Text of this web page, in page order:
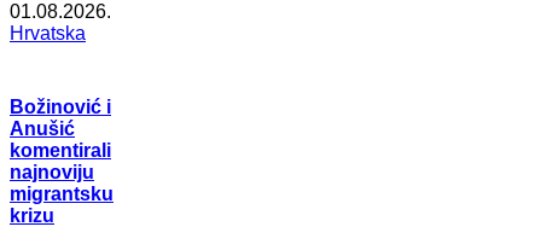
01.08.2026.
Hrvatska
Božinović i
Anušić
komentirali
najnoviju
migrantsku
krizu